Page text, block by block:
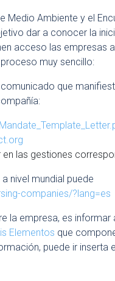
Medio Ambiente y el
dar a conocer la
acceso las empresas
muy sencillo:
que
las gestiones
nivel mundial puede
companies/?lang=es
la empresa, es informar
Elementos que
puede ir inserta